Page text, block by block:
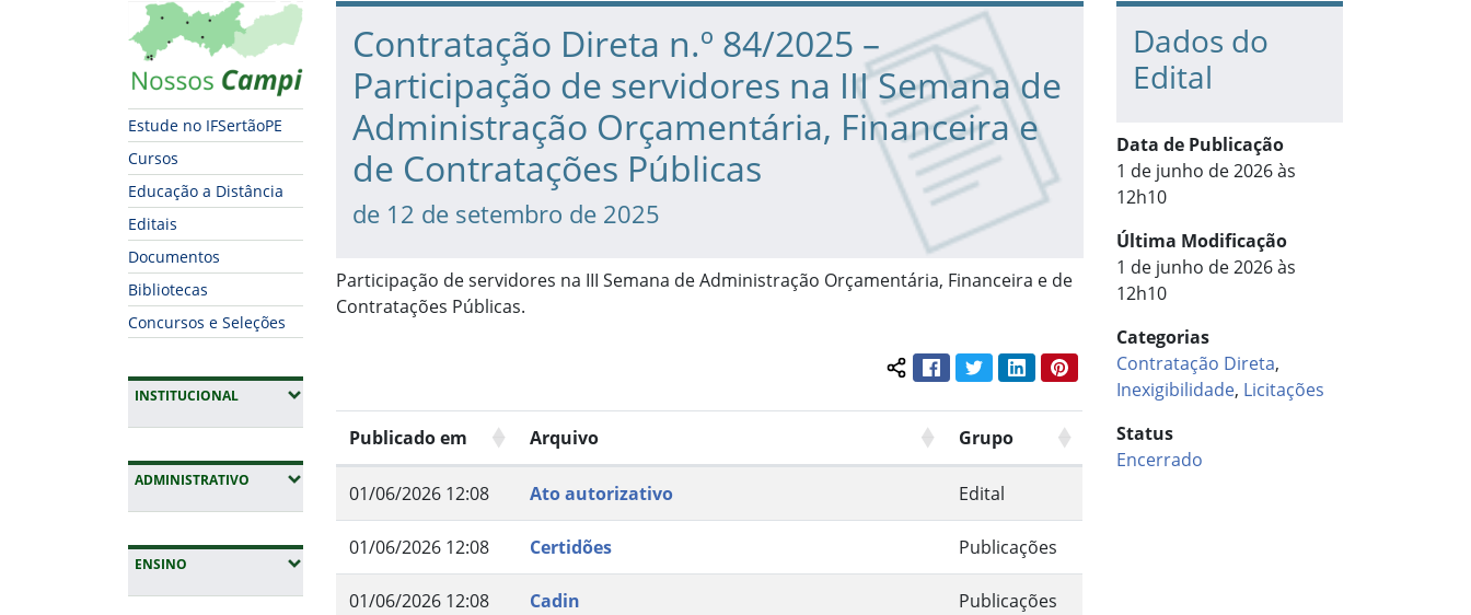
Início da navegação
Mapa Campi
Estude no IFSertãoPE
Cursos
Educação a Distância
Editais
Documentos
Bibliotecas
Concursos e Seleções
INSTITUCIONAL(EXPANDIR SUBMENUS)
ADMINISTRATIVO (EXPANDIR SUBMENUS)
ENSINO (EXPANDIR SUBMENUS)
Início do conteúdo
Contratação Direta n.º 84/2025 –
Participação de servidores na III Semana de
Administração Orçamentária, Financeira e
de Contratações Públicas
de 12 de setembro de 2025
Participação de servidores na III Semana de Administração Orçamentária, Financeira e de
Contratações Públicas.
Compartilhar conteúdo:
FacebookTwitterLinkedInPinterest
Publicado em Arquivo Grupo
01/06/2026 12:08 Ato autorizativo Edital
01/06/2026 12:08 Certidões Publicações
01/06/2026 12:08 Cadin Publicações
Dados do
Edital
Data de Publicação
1 de junho de 2026 às
12h10
Última Modificação
1 de junho de 2026 às
12h10
Categorias
Contratação Direta,
Inexigibilidade, Licitações
Status
Encerrado